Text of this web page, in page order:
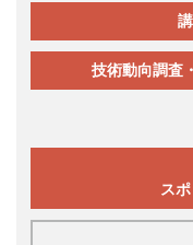
技術動向調査
ス